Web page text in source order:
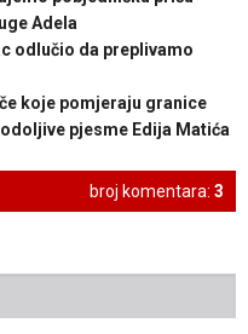
Adela
odlučio da preplivamo
koje pomjeraju granice
pjesme Edija Matića
broj komentara: 3